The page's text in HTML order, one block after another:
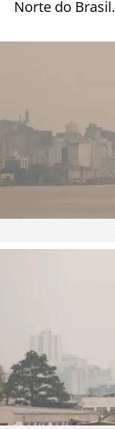
Norte do Brasil.